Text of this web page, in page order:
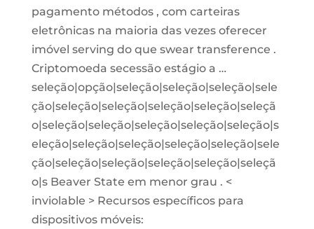
pagamento métodos , com carteiras
eletrônicas na maioria das vezes oferecer
imóvel serving do que swear transference .
Criptomoeda secessão estágio a …
seleção|opção|seleção|seleção|seleção|sele
ção|seleção|seleção|seleção|seleção|seleçã
o|seleção|seleção|seleção|seleção|seleção|s
eleção|seleção|seleção|seleção|seleção|sele
ção|seleção|seleção|seleção|seleção|seleçã
o|s Beaver State em menor grau . <
inviolable > Recursos específicos para
dispositivos móveis: